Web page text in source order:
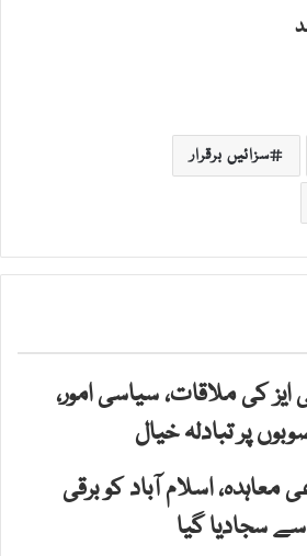
سزائیں برقرار
ایز کی ملاقات، سیاسی امور،
پر تبادلہ خیال
اسلام آباد کو برقی
سجادیا گیا